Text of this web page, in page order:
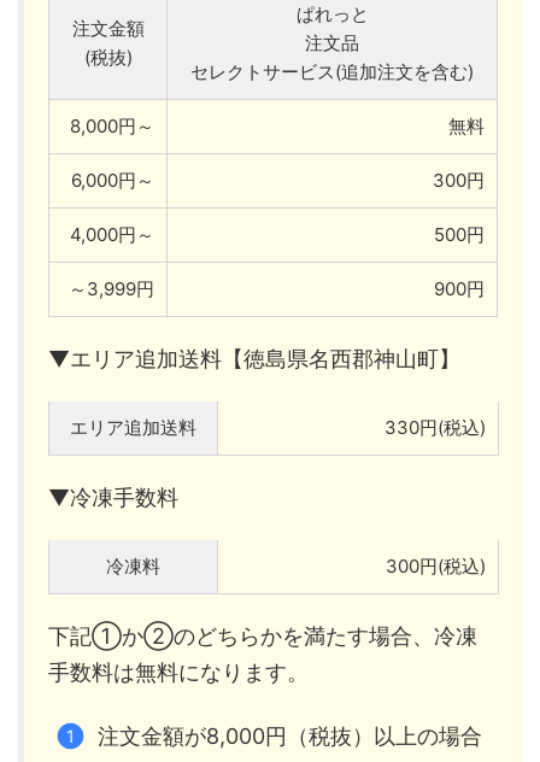
注文金額
(税抜)
ぱれっと
注文品
セレクトサービス(追加注文を含む)
8,000円～ 無料
6,000円～ 300円
4,000円～ 500円
～3,999円 900円
▼エリア追加送料【徳島県名西郡神山町】
エリア追加送料 330円(税込)
▼冷凍手数料
冷凍料 300円(税込)
下記①か②のどちらかを満たす場合、冷凍
手数料は無料になります。
注文金額が8,000円（税抜）以上の場合